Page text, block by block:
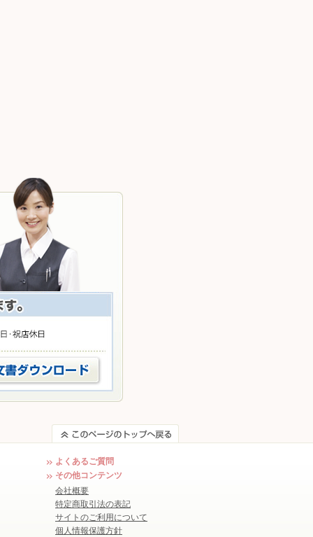
よくあるご質問
その他コンテンツ
会社概要
特定商取引法の表記
サイトのご利用について
個人情報保護方針